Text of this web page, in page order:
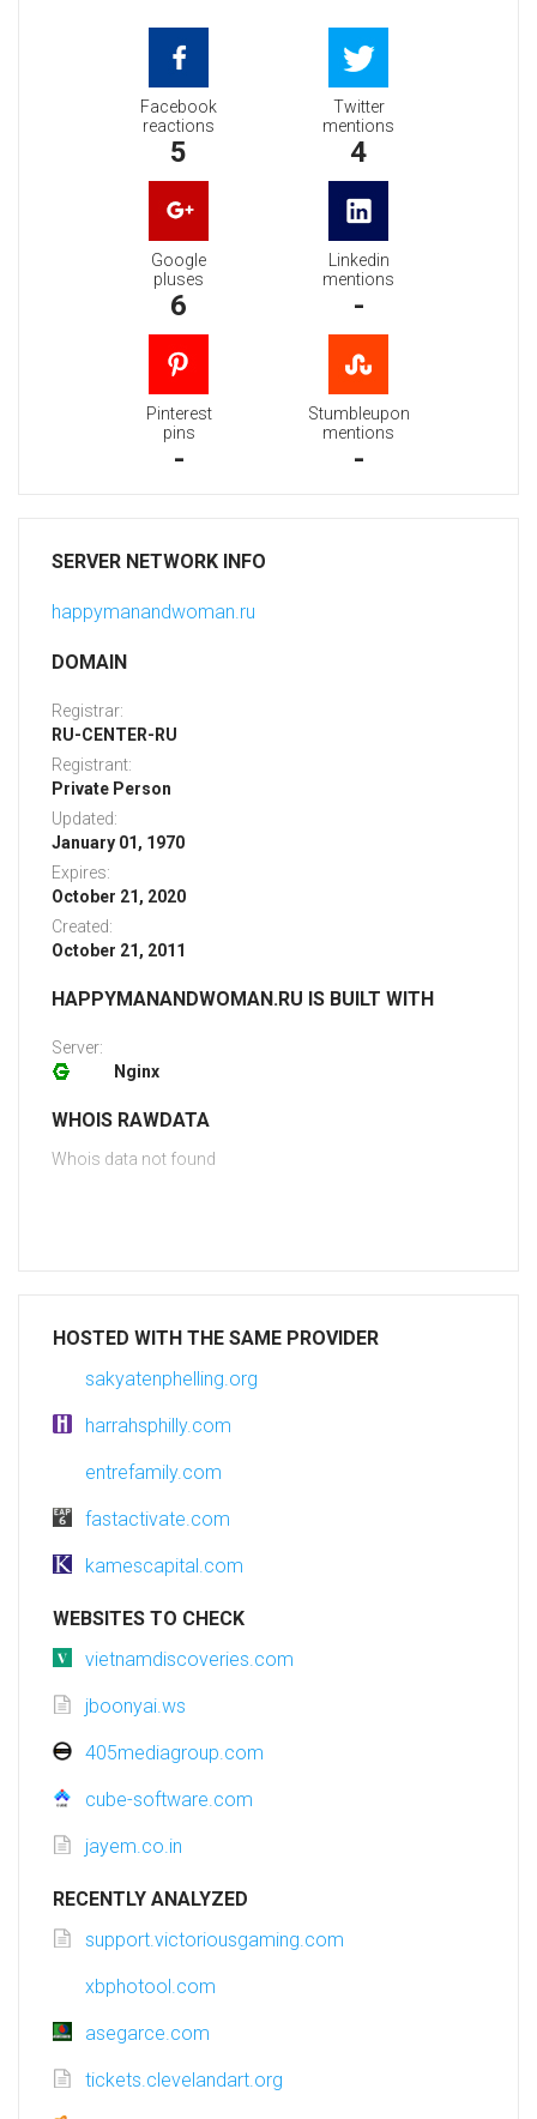
Facebook
reactions
5
Twitter
mentions
4
Google
pluses
6
Linkedin
mentions
-
Pinterest
pins
-
Stumbleupon
mentions
-
SERVER NETWORK INFO
happymanandwoman.ru
DOMAIN
Registrar:
RU-CENTER-RU
Registrant:
Private Person
Updated:
January 01, 1970
Expires:
October 21, 2020
Created:
October 21, 2011
HAPPYMANANDWOMAN.RU IS BUILT WITH
Server:
Nginx
WHOIS RAWDATA
Whois data not found
HOSTED WITH THE SAME PROVIDER
sakyatenphelling.org
harrahsphilly.com
entrefamily.com
fastactivate.com
kamescapital.com
WEBSITES TO CHECK
vietnamdiscoveries.com
jboonyai.ws
405mediagroup.com
cube-software.com
jayem.co.in
RECENTLY ANALYZED
support.victoriousgaming.com
xbphotool.com
asegarce.com
tickets.clevelandart.org